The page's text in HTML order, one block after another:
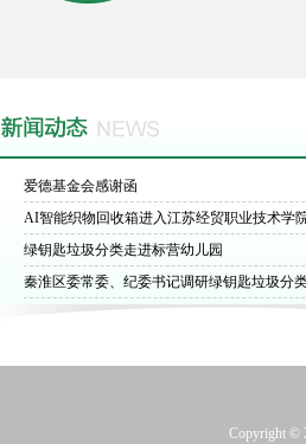
爱德基金会感谢函
AI智能织物回收箱进入江苏经贸职业技术学
绿钥匙垃圾分类走进标营幼儿园
秦淮区委常委、纪委书记调研绿钥匙垃圾分
Copyright ©